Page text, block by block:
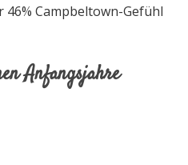
46% Campbeltown-Gefühl
Anfangsjahre